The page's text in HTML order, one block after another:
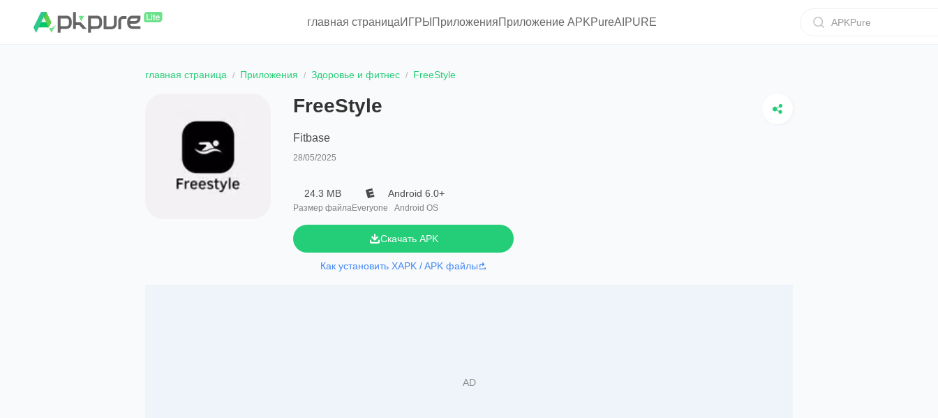
главная страницаИГРЫ ПриложенияПриложение APKPureAIPURE APKPure
главная страница Приложения Здоровье и фитнес FreeStyle
FreeStyle
Fitbase
28/05/2025
24.3 MB
Размер файлаEveryone
Android 6.0+
Android OS
Скачать APK
Как установить XAPK / APK файлы